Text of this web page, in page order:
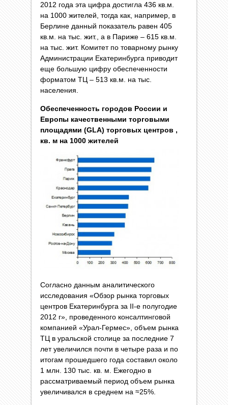
2012 года эта цифра достигла 436 кв.м.
на 1000 жителей, тогда как, например, в
Берлине данный показатель равен 405
кв.м. на тыс. жит., а в Париже – 615 кв.м.
на тыс. жит. Комитет по товарному рынку
Администрации Екатеринбурга приводит
еще большую цифру обеспеченности
форматом ТЦ – 513 кв.м. на тыс.
населения.
Обеспеченность городов России и
Европы качественными торговыми
площадями (GLA) торговых центров ,
кв. м на 1000 жителей
Согласно данным аналитического
исследования «Обзор рынка торговых
центров Екатеринбурга за II-е полугодие
2012 г», проведенного консалтинговой
компанией «Урал-Гермес», объем рынка
ТЦ в уральской столице за последние 7
лет увеличился почти в четыре раза и по
итогам прошедшего года составил около
1 млн. 130 тыс. кв. м. Ежегодно в
рассматривае­мый период объем рынка
увеличивался в среднем на ≈25%.